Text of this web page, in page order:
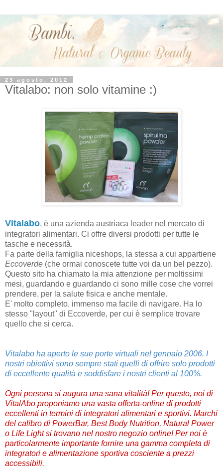
23 agosto, 2012
Vitalabo: non solo vitamine :)
Vitalabo, è una azienda austriaca leader nel mercato di
integratori alimentari. Ci offre diversi prodotti per tutte le
tasche e necessità.
Fa parte della famiglia niceshops, la stessa a cui appartiene
Eccoverde (che ormai conoscete tutte voi da un bel pezzo).
Questo sito ha chiamato la mia attenzione per moltissimi
mesi, guardando e guardando ci sono mille cose che vorrei
prendere, per la salute fisica e anche mentale.
E' molto completo, immenso ma facile di navigare. Ha lo
stesso "layout" di Eccoverde, per cui è semplice trovare
quello che si cerca.
Vitalabo ha aperto le sue porte virtuali nel gennaio 2006. I
nostri obiettivi sono sempre stati quelli di offrire solo prodotti
di eccellente qualità e soddisfare i nostri clienti al 100%.
Ogni persona si augura una sana vitalità! Per questo, noi di
VitalAbo proponiamo una vasta offerta-online di prodotti
eccellenti in termini di integratori alimentari e sportivi. Marchi
del calibro di PowerBar, Best Body Nutrition, Natural Power
o Life Light si trovano nel nostro negozio online! Per noi è
particolarmente importante fornire una gamma completa di
integratori e alimentazione sportiva cosciente a prezzi
accessibili.